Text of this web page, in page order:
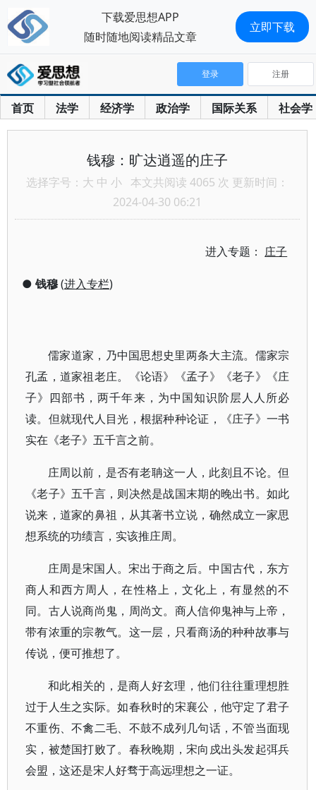
首页 法学 经济学 政治学 国际关系 社会学
登录 注册
钱穆：旷达逍遥的庄子
选择字号： 大 中 小 本文共阅读 4065 次 更新时间：
2024-04-30 06:21
进入专题： 庄子
● 钱穆(进入专栏)
儒家道家，乃中国思想史里两条大主流。儒家宗
孔孟，道家祖老庄。《论语》《孟子》《老子》《庄
子》四部书，两千年来，为中国知识阶层人人所必
读。但就现代人目光，根据种种论证，《庄子》一书
实在《老子》五千言之前。
庄周以前，是否有老聃这一人，此刻且不论。但
《老子》五千言，则决然是战国末期的晚出书。如此
说来，道家的鼻祖，从其著书立说，确然成立一家思
想系统的功绩言，实该推庄周。
庄周是宋国人。宋出于商之后。中国古代，东方
商人和西方周人，在性格上，文化上，有显然的不
同。古人说商尚鬼，周尚文。商人信仰鬼神与上帝，
带有浓重的宗教气。这一层，只看商汤的种种故事与
传说，便可推想了。
和此相关的，是商人好玄理，他们往往重理想胜
过于人生之实际。如春秋时的宋襄公，他守定了君子
不重伤、不禽二毛、不鼓不成列几句话，不管当面现
实，被楚国打败了。春秋晚期，宋向戍出头发起弭兵
会盟，这还是宋人好骛于高远理想之一证。
下载爱思想APP
随时随地阅读精品文章
立即下载